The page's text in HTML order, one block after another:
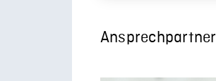
Ansprechpartner